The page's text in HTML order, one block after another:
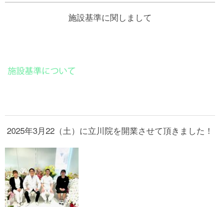
施設基準に関しまして
2025年3月22（土）に立川院を開業させて頂きました！